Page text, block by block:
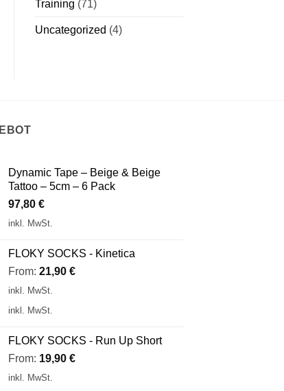
Training (71)
Uncategorized (4)
Dynamic Tape – Beige & Beige
Tattoo – 5cm – 6 Pack
97,80 €
inkl. MwSt.
FLOKY SOCKS - Kinetica
From: 21,90 €
inkl. MwSt.
inkl. MwSt.
FLOKY SOCKS - Run Up Short
From: 19,90 €
inkl. MwSt.